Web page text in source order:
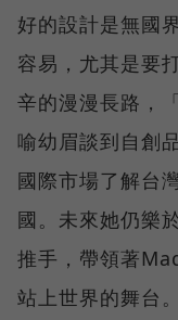
好的設計是無國
容易，尤其是要
辛的漫漫長路，
喻幼眉談到自創
國際市場了解台
國。未來她仍樂
推手，帶領著
站上世界的舞台。